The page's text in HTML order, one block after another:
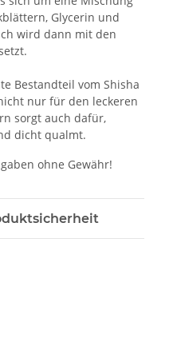
Glycerin und
wird dann mit den
Bestandteil vom Shisha
nur für den leckeren
sorgt auch dafür,
dicht qualmt.
ohne Gewähr!